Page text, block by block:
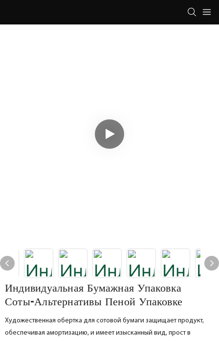
Индивидуальная Бумажная Упаковка
Соты-Альтернативы Пеной Упаковке
Художественная обертка для сотовой бумаги защищает продукт,
обеспечивая амортизацию, и имеет изысканный вид, прост в